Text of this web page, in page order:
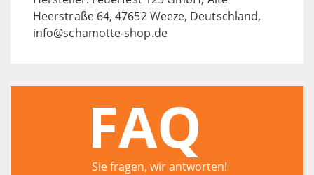
Heerstraße 64, 47652 Weeze, Deutschland,
info@schamotte-shop.de
FAQ
Sie fragen, wir antworten!